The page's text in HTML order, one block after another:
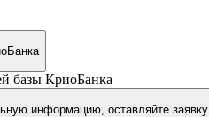
информацию, оставляйте заявку.